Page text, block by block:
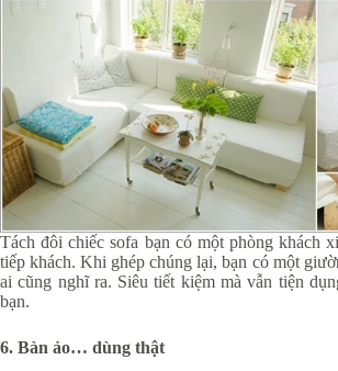
Tách đôi chiếc sofa bạn có một phòng khách
tiếp khách. Khi ghép chúng lại, bạn có một
ai cũng nghĩ ra. Siêu tiết kiệm mà vẫn tiện
bạn.
6. Bàn ảo… dùng thật